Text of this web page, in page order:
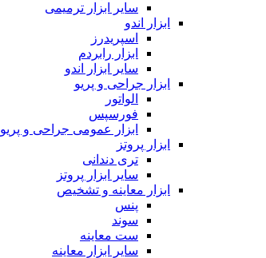
سایر ابزار ترمیمی
ابزار اندو
اسپریدرز
ابزار رابردم
سایر ابزار اندو
ابزار جراحی و پریو
الواتور
فورسپس
ابزار عمومی جراحی و پریو
ابزار پروتز
تری دندانی
سایر ابزار پروتز
ابزار معاینه و تشخیص
پنس
سوند
ست معاینه
سایر ابزار معاینه